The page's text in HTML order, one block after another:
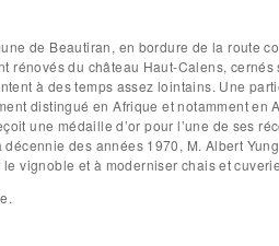
de Beautiran, en bordure de la route
rénovés du château Haut-Calens, cernés
à des temps assez lointains. Une
distingué en Afrique et notamment en
une médaille d’or pour l’une de ses
des années 1970, M. Albert
vignoble et à moderniser chais et